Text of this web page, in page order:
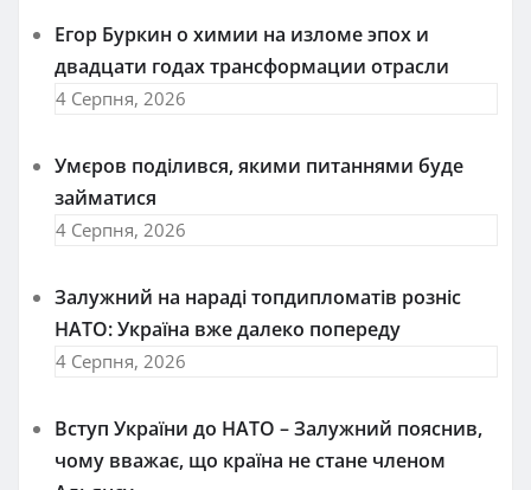
Егор Буркин о химии на изломе эпох и
двадцати годах трансформации отрасли
4 Серпня, 2026
Умєров поділився, якими питаннями буде
займатися
4 Серпня, 2026
Залужний на нараді топдипломатів розніс
НАТО: Україна вже далеко попереду
4 Серпня, 2026
Вступ України до НАТО – Залужний пояснив,
чому вважає, що країна не стане членом